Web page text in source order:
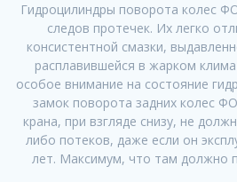
Гидроцилиндры поворота колес
следов протечек. Их легко
консистентной смазки,
расплавившейся в жарком
особое внимание на состояние
замок поворота задних колес
крана, при взгляде снизу, не
либо потеков, даже если он
лет. Максимум, что там должно